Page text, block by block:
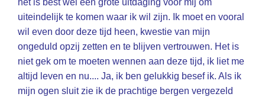
het is best wel een grote uitdaging voor mij om
uiteindelijk te komen waar ik wil zijn. Ik moet en vooral
wil even door deze tijd heen, kwestie van mijn
ongeduld opzij zetten en te blijven vertrouwen. Het is
niet gek om te moeten wennen aan deze tijd, ik liet me
altijd leven en nu.... Ja, ik ben gelukkig besef ik. Als ik
mijn ogen sluit zie ik de prachtige bergen vergezeld